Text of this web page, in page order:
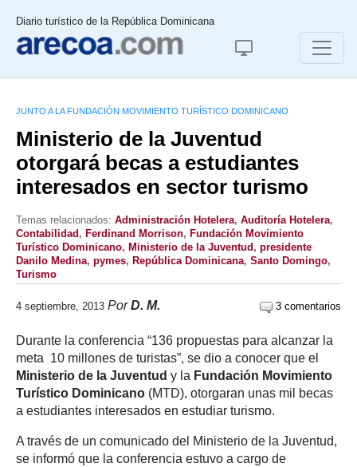
Diario turístico de la República Dominicana
JUNTO A LA FUNDACIÓN MOVIMIENTO TURÍSTICO DOMINICANO
Ministerio de la Juventud
otorgará becas a estudiantes
interesados en sector turismo
Temas relacionados: Administración Hotelera, Auditoría Hotelera,
Contabilidad , Ferdinand Morrison, Fundación Movimiento
Turístico Dominicano, Ministerio de la Juventud , presidente
Danilo Medina, pymes, República Dominicana, Santo Domingo,
Turismo
4 septiembre, 2013 PorD. M. 3 comentarios
Durante la conferencia “136 propuestas para alcanzar la
meta 10 millones de turistas”, se dio a conocer que el
Ministerio de la Juventud y la Fundación Movimiento
Turístico Dominicano (MTD), otorgaran unas mil becas
a estudiantes interesados en estudiar turismo.
A través de un comunicado del Ministerio de la Juventud,
se informó que la conferencia estuvo a cargo de